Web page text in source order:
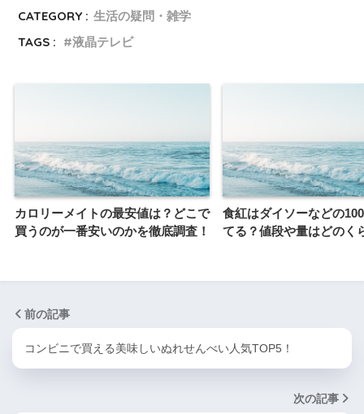
CATEGORY : 生活の疑問・雑学
TAGS :
液晶テレビ
カロリーメイトの最安値は？どこで
買うのが一番安いのかを徹底調査！
食紅はダイソーなどの
てる？値段や量はどのく
前の記事
コンビニで買える美味しいぬれせんべい人気TOP5！
次の記事